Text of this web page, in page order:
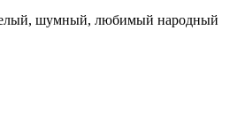
шумный, любимый народный